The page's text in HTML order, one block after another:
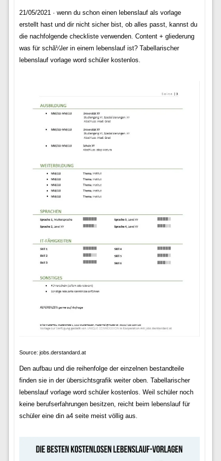
21/05/2021 · wenn du schon einen lebenslauf als vorlage
erstellt hast und dir nicht sicher bist, ob alles passt, kannst du
die nachfolgende checkliste verwenden. Content + gliederung
was für schã¼ler in einem lebenslauf ist? Tabellarischer
lebenslauf vorlage word schüler kostenlos.
Source: jobs.derstandard.at
Den aufbau und die reihenfolge der einzelnen bestandteile
finden sie in der übersichtsgrafik weiter oben. Tabellarischer
lebenslauf vorlage word schüler kostenlos. Weil schüler noch
keine berufserfahrungen besitzen, reicht beim lebenslauf für
schüler eine din a4 seite meist völlig aus.